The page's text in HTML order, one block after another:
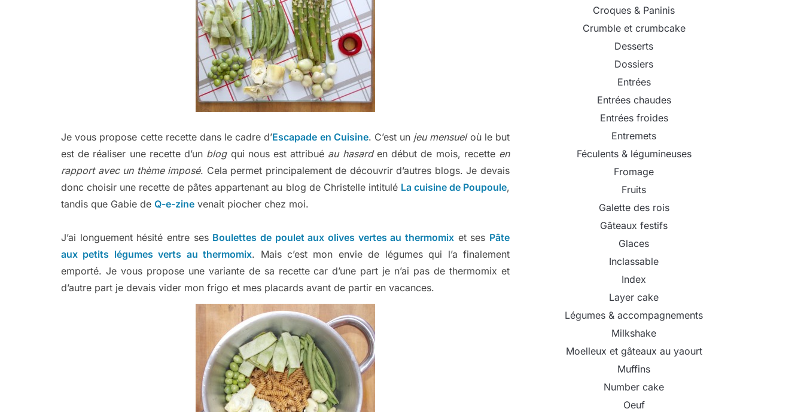
Je vous propose cette recette dans le cadre d’Escapade en Cuisine. C’est un jeu mensueloù le but
est de réaliser une recette d’un blogqui nous est attribué au hasarden début de mois, recette en
rapport avec un thème imposé. Cela permet principalement de découvrir d’autres blogs. Je devais
donc choisir une recette de pâtes appartenant au blog de Christelle intitulé La cuisine de Poupoule,
tandis que Gabie de Q-e-zine venait piocher chez moi.
J’ai longuement hésité entre ses Boulettes de poulet aux olives vertes au thermomix et ses Pâte
aux petits légumes verts au thermomix. Mais c’est mon envie de légumes qui l’a finalement
emporté. Je vous propose une variante de sa recette car d’une part je n’ai pas de thermomix et
d’autre part je devais vider mon frigo et mes placards avant de partir en vacances.
Croques & Paninis
Crumble et crumbcake
Desserts
Dossiers
Entrées
Entrées chaudes
Entrées froides
Entremets
Féculents & légumineuses
Fromage
Fruits
Galette des rois
Gâteaux festifs
Glaces
Inclassable
Index
Layer cake
Légumes & accompagnements
Milkshake
Moelleux et gâteaux au yaourt
Muffins
Number cake
Oeuf